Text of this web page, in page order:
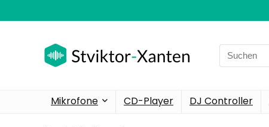
Search
for:
Mikrofone CD-Player DJ Controller